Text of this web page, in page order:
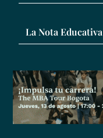
La Nota Educativa